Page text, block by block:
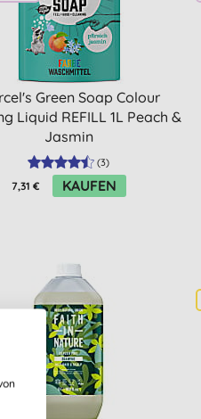
Green Soap Colour
Liquid REFILL 1L Peach &
Jasmin
(3)
7,31 € KAUFEN